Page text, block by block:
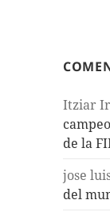
Itziar
de la
jose
del